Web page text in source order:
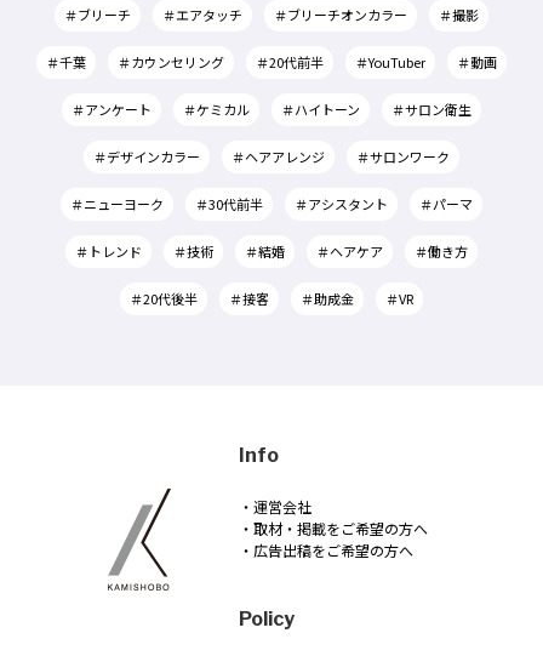
＃ブリーチ ＃エアタッチ ＃ブリーチオンカラー ＃撮影
＃千葉 ＃カウンセリング ＃20代前半 ＃YouTuber ＃動画
＃アンケート ＃ケミカル ＃ハイトーン ＃サロン衛生
＃デザインカラー ＃ヘアアレンジ ＃サロンワーク
＃ニューヨーク ＃30代前半 ＃アシスタント ＃パーマ
＃トレンド ＃技術 ＃結婚 ＃ヘアケア ＃働き方
＃20代後半 ＃接客 ＃助成金 ＃VR
Info
・運営会社
・取材・掲載をご希望の方へ
・広告出稿をご希望の方へ
Policy